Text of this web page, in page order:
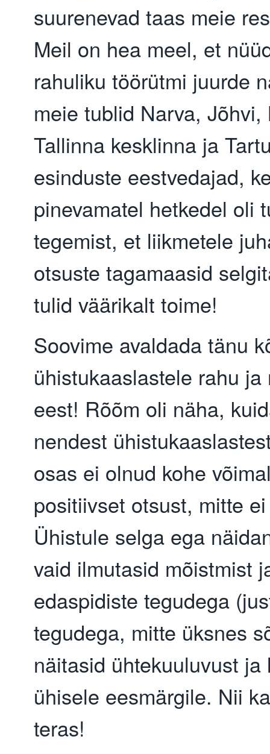
suurenevad taas meie
Meil on hea meel, et
rahuliku töörütmi juurde
meie tublid Narva, Jõhvi,
Tallinna kesklinna ja
esinduste eestvedajad,
pinevamatel hetkedel oli
tegemist, et liikmetele
otsuste tagamaasid
tulid väärikalt toime!
Soovime avaldada tänu
ühistukaaslastele rahu ja
eest! Rõõm oli näha,
nendest
osas ei olnud kohe
positiivset otsust, mitte
Ühistule selga ega
vaid ilmutasid mõistmist
edaspidiste tegudega
tegudega, mitte üksnes
näitasid ühtekuuluvust ja
ühisele eesmärgile. Nii
teras!